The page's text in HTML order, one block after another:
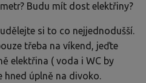
Budu mít dost elektřiny?
si to co nejjednodušší.
třeba na víkend, jeďte
elektřina ( voda i WC by
hned úplně na divoko.